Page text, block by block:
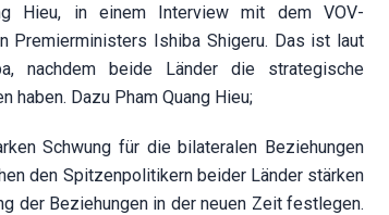
Hieu, in einem Interview mit dem VOV-
Premierministers Ishiba Shigeru. Das ist laut
nachdem beide Länder die strategische
haben. Dazu Pham Quang Hieu;
Schwung für die bilateralen Beziehungen
den Spitzenpolitikern beider Länder stärken
der Beziehungen in der neuen Zeit festlegen.